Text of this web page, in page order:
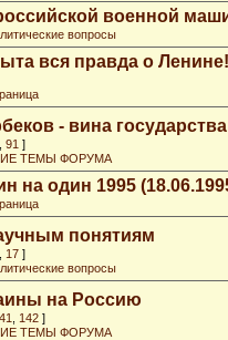
военной
вопросы
вся правда о Ленине!
- вина государства
91 ]
ТЕМЫ ФОРУМА
на один 1995
понятиям
17 ]
вопросы
на Россию
142 ]
ТЕМЫ ФОРУМА